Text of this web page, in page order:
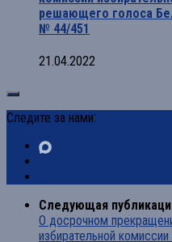
решающего голоса
№ 44/451
21.04.2022
Следите за нами:
Следующая
О досрочном
избирательной